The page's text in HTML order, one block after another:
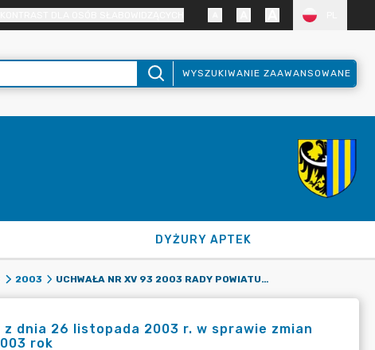
WYSZUKIWANIE ZAAWANSOWANE
DYŻURY APTEK
2003 UCHWAŁA NR XV 93 2003 RADY POWIATU ZGORZELECKIEGO Z DNIA 26 LISTOPADA 2003 R. W SPRAWIE ZMIAN PLANU DOCHODÓW I WYDATKÓW W BUDŻECIE POWIATU NA 2003 ROK
dnia 26 listopada 2003 r. w sprawie zmian
rok